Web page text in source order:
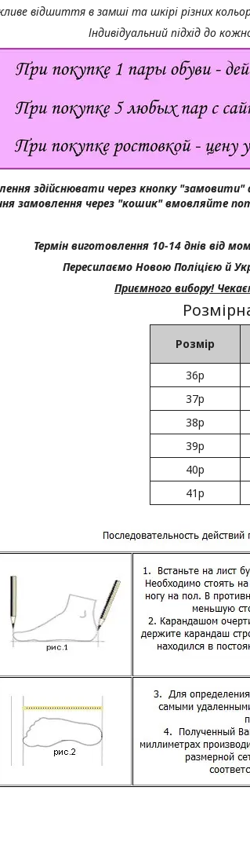
відшиття в замші та шкірі різних
Індивідуальний підхід до
здійснювати через кнопку
замовлення через "кошик" вмовляйте
Термін виготовлення 10-14 днів від
Пересилаємо Новою Поліцією й
Приємного вибору!
Розмір
36р
37р
38р
39р
40р
41р